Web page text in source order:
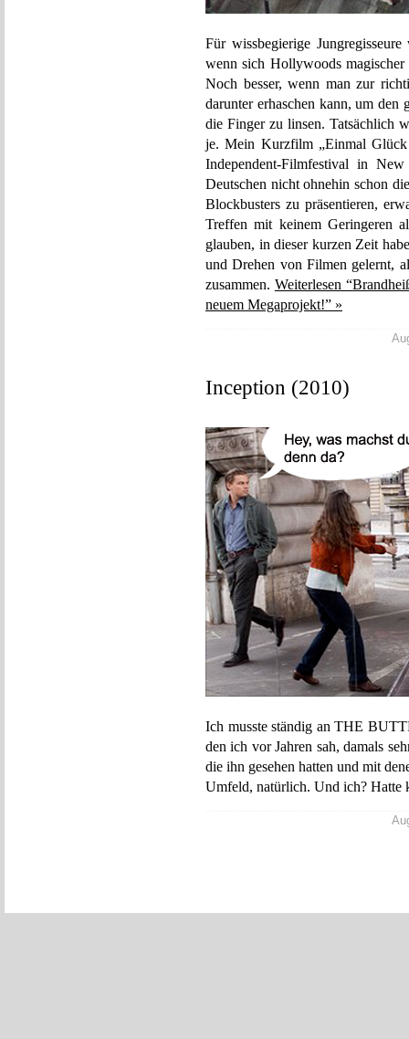
Für wissbegierige
wenn sich Hollywoods
Noch besser, wenn man zur
darunter erhaschen kann, um
die Finger zu linsen. Tatsächlich
je. Mein Kurzfilm „Einmal
Independent-Filmfestival in
Deutschen nicht ohnehin schon
Blockbusters zu präsentieren,
Treffen mit keinem Geringeren
glauben, in dieser kurzen Zeit
und Drehen von Filmen gelernt,
zusammen. Weiterlesen
neuem Megaprojekt!” »
Inception (2010)
Ich musste ständig an THE
den ich vor Jahren sah, damals
die ihn gesehen hatten und mit
Umfeld, natürlich. Und ich? Hatte